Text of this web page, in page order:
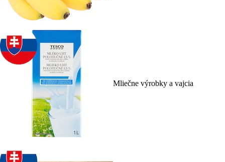
Mliečne výrobky a vajcia